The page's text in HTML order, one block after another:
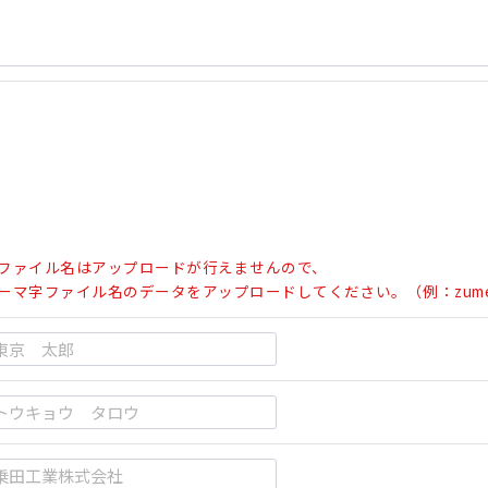
ァイル名はアップロードが行えませんので、
マ字ファイル名のデータをアップロードしてください。（例：